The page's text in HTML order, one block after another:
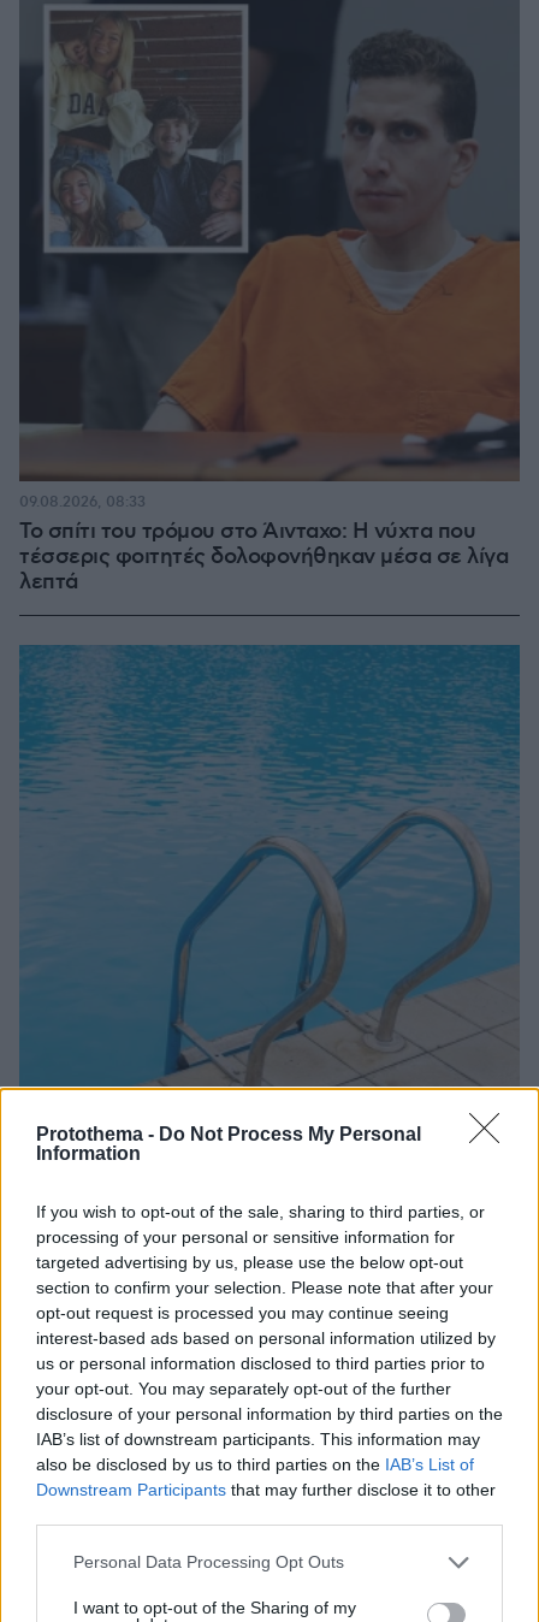
Protothema - Do Not Process My Personal
Information
If you wish to opt-out of the sale, sharing to third parties, or
processing of your personal or sensitive information for
targeted advertising by us, please use the below opt-out
section to confirm your selection. Please note that after your
opt-out request is processed you may continue seeing
interest-based ads based on personal information utilized by
us or personal information disclosed to third parties prior to
your opt-out. You may separately opt-out of the further
disclosure of your personal information by third parties on the
IAB’s list of downstream participants. This information may
also be disclosed by us to third parties on the IAB’s List of
Downstream Participants that may further disclose it to other
Please note that this website/app uses one or more Google
not limited to your visit or usage behaviour. You may click to
Personal Data Processing Opt Outs
I want to opt-out of the Sharing of my
Το σπίτι του τρόμου στο Άινταχο: Η νύχτα που
τέσσερις φοιτητές δολοφονήθηκαν μέσα σε λίγα
λεπτά
09.08.2026, 08:33
πνίγηκε ο 4χρονος: Το χρονικό της τραγωδίας